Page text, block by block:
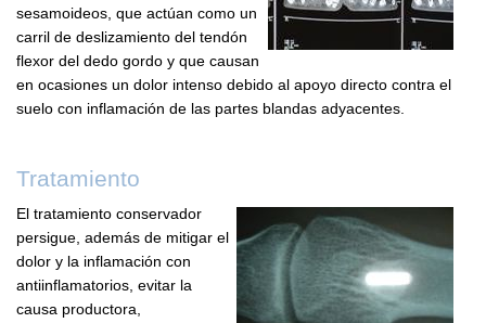
sesamoideos, que actúan como un
carril de deslizamiento del tendón
flexor del dedo gordo y que causan
en ocasiones un dolor intenso debido al apoyo directo contra el
suelo con inflamación de las partes blandas adyacentes.
Tratamiento
El tratamiento conservador
persigue, además de mitigar el
dolor y la inflamación con
antiinflamatorios, evitar la
causa productora,